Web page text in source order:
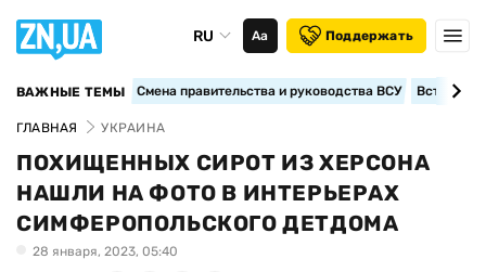
RU Аа Поддержать
ВАЖНЫЕ ТЕМЫ Смена правительства и руководства ВСУ
ГЛАВНАЯ УКРАИНА
ПОХИЩЕННЫХ СИРОТ ИЗ ХЕРСОНА
НАШЛИ НА ФОТО В ИНТЕРЬЕРАХ
СИМФЕРОПОЛЬСКОГО ДЕТДОМА
28 января, 2023, 05:40